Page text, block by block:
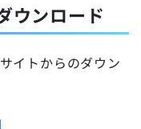
ウンロード
イトからのダウン